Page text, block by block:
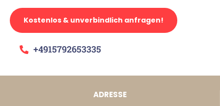
Kostenlos & unverbindlich anfragen!
+4915792653335
ADRESSE